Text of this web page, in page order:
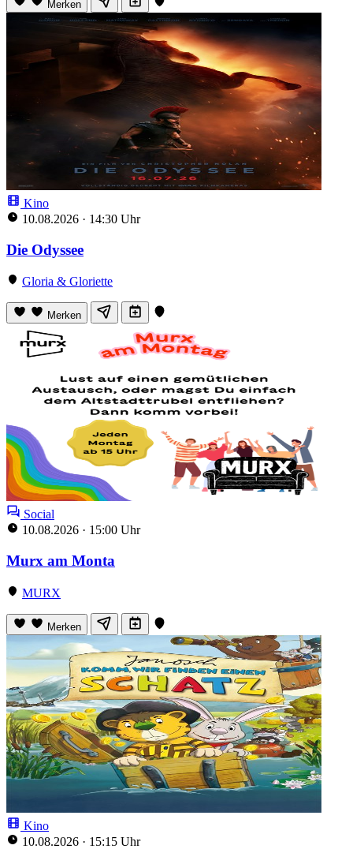
Merken
Kino
10.08.2026 · 14:30 Uhr
Die Odyssee
Gloria & Gloriette
Merken
Social
10.08.2026 · 15:00 Uhr
Murx am Monta
MURX
Merken
Kino
10.08.2026 · 15:15 Uhr